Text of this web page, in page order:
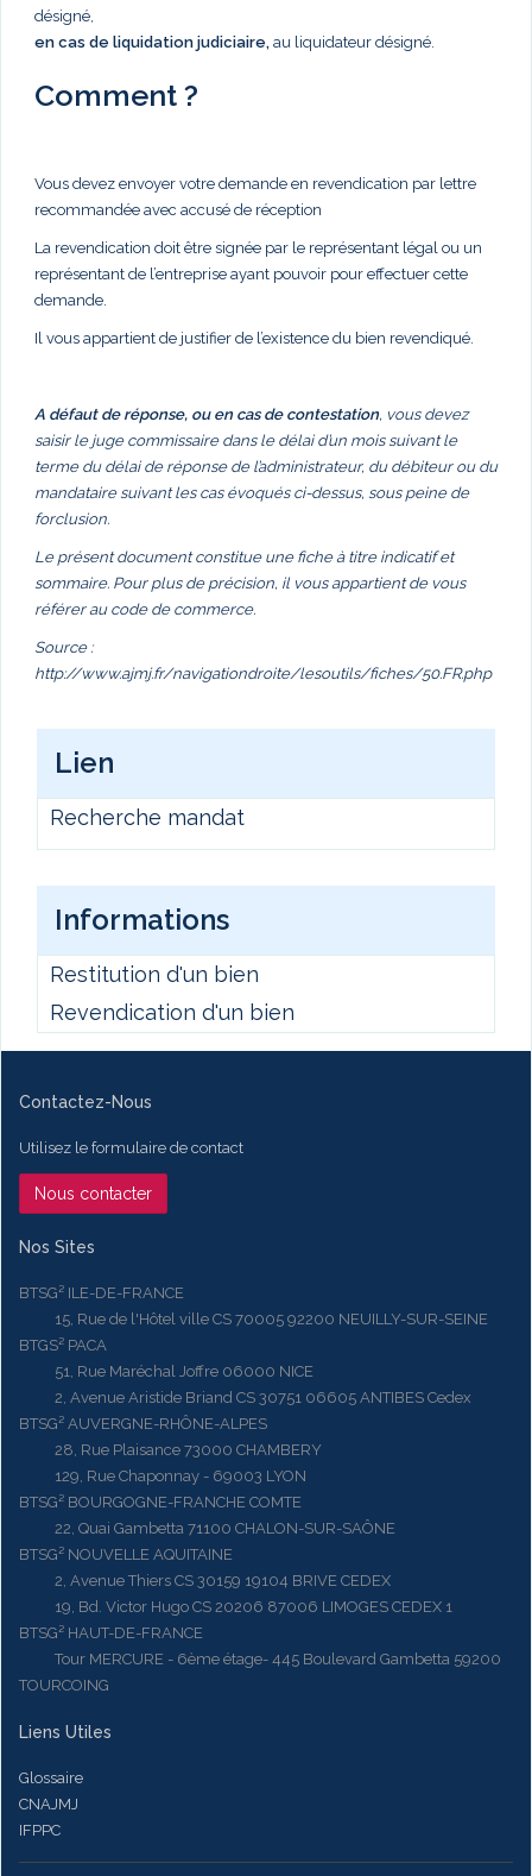
désigné,
en cas de liquidation judiciaire, au liquidateur désigné.
Comment ?
Vous devez envoyer votre demande en revendication par lettre
recommandée avec accusé de réception
La revendication doit être signée par le représentant légal ou un
représentant de l’entreprise ayant pouvoir pour effectuer cette
demande.
Il vous appartient de justifier de l’existence du bien revendiqué.
A défaut de réponse, ou en cas de contestation, vous devez
saisir le juge commissaire dans le délai d’un mois suivant le
terme du délai de réponse de l’administrateur, du débiteur ou du
mandataire suivant les cas évoqués ci-dessus, sous peine de
forclusion.
Le présent document constitue une fiche à titre indicatif et
sommaire. Pour plus de précision, il vous appartient de vous
référer au code de commerce.
Source :
http://www.ajmj.fr/navigationdroite/lesoutils/fiches/50.FR.php
Lien
Recherche mandat
Informations
Restitution d'un bien
Revendication d'un bien
Contactez-Nous
Utilisez le formulaire de contact
Nous contacter
Nos Sites
BTSG² ILE-DE-FRANCE
15, Rue de l'Hôtel ville CS 70005 92200 NEUILLY-SUR-SEINE
BTGS² PACA
51, Rue Maréchal Joffre 06000 NICE
2, Avenue Aristide Briand CS 30751 06605 ANTIBES Cedex
BTSG² AUVERGNE-RHÔNE-ALPES
28, Rue Plaisance 73000 CHAMBERY
129, Rue Chaponnay - 69003 LYON
BTSG² BOURGOGNE-FRANCHE COMTE
22, Quai Gambetta 71100 CHALON-SUR-SAÔNE
BTSG² NOUVELLE AQUITAINE
2, Avenue Thiers CS 30159 19104 BRIVE CEDEX
19, Bd. Victor Hugo CS 20206 87006 LIMOGES CEDEX 1
BTSG² HAUT-DE-FRANCE
Tour MERCURE - 6ème étage- 445 Boulevard Gambetta 59200
TOURCOING
Liens Utiles
Glossaire
CNAJMJ
IFPPC